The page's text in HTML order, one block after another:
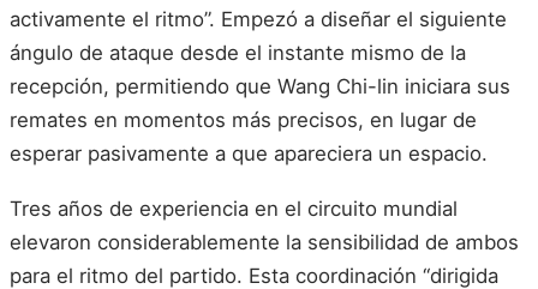
activamente el ritmo”. Empezó a diseñar el siguiente
ángulo de ataque desde el instante mismo de la
recepción, permitiendo que Wang Chi-lin iniciara sus
remates en momentos más precisos, en lugar de
esperar pasivamente a que apareciera un espacio.
Tres años de experiencia en el circuito mundial
elevaron considerablemente la sensibilidad de ambos
para el ritmo del partido. Esta coordinación “dirigida